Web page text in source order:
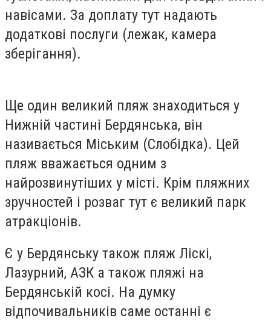
навісами. За доплату тут надають
додаткові послуги (лежак, камера
зберігання).
Ще один великий пляж знаходиться у
Нижній частині Бердянська, він
називається Міським (Слобідка). Цей
пляж вважається одним з
найрозвинутіших у місті. Крім пляжних
зручностей і розваг тут є великий парк
атракціонів.
Є у Бердянську також пляж Ліскі,
Лазурний, АЗК а також пляжі на
Бердянській косі. На думку
відпочивальників саме останні є